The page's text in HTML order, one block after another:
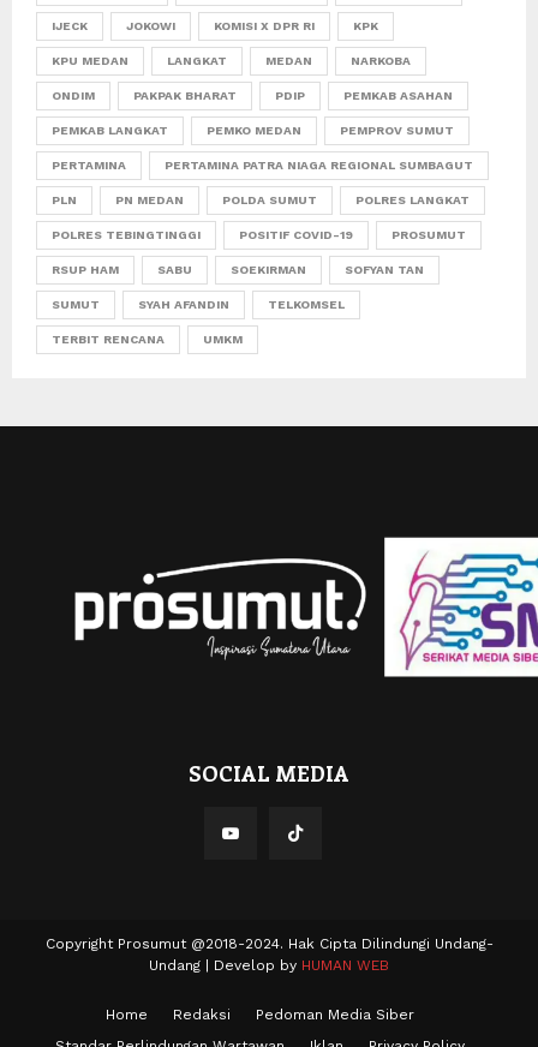
IJECK JOKOWI KOMISI X DPR RI KPK
KPU MEDAN LANGKAT MEDAN NARKOBA
ONDIM PAKPAK BHARAT PDIP PEMKAB ASAHAN
PEMKAB LANGKAT PEMKO MEDAN PEMPROV SUMUT
PERTAMINA PERTAMINA PATRA NIAGA REGIONAL SUMBAGUT
PLN PN MEDAN POLDA SUMUT POLRES LANGKAT
POLRES TEBINGTINGGI POSITIF COVID-19 PROSUMUT
RSUP HAM SABU SOEKIRMAN SOFYAN TAN
SUMUT SYAH AFANDIN TELKOMSEL
TERBIT RENCANA UMKM
SOCIAL MEDIA
Copyright Prosumut @2018-2024. Hak Cipta Dilindungi Undang-
Undang | Develop by HUMAN WEB
Home Redaksi
Pedoman Media Siber